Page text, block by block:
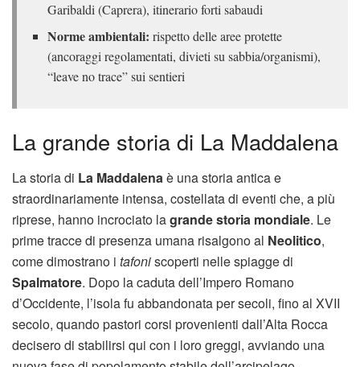
Garibaldi (Caprera), itinerario forti sabaudi
Norme ambientali: rispetto delle aree protette
(ancoraggi regolamentati, divieti su sabbia/organismi),
“leave no trace” sui sentieri
La grande storia di La Maddalena
La storia di La Maddalenaè una storia antica e
straordinariamente intensa, costellata di eventi che, a più
riprese, hanno incrociato lagrande storia mondiale. Le
prime tracce di presenza umana risalgono al Neolitico,
come dimostrano i tafoniscoperti nelle spiagge di
Spalmatore. Dopo la caduta dell’Impero Romano
d’Occidente, l’isola fu abbandonata per secoli, fino al XVII
secolo, quando pastori corsi provenienti dall’Alta Rocca
decisero di stabilirsi qui con i loro greggi, avviando una